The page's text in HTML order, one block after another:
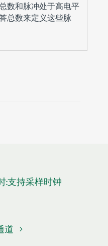
数和脉冲处于高电平
总数来定义这些脉
:支持采样时钟
道